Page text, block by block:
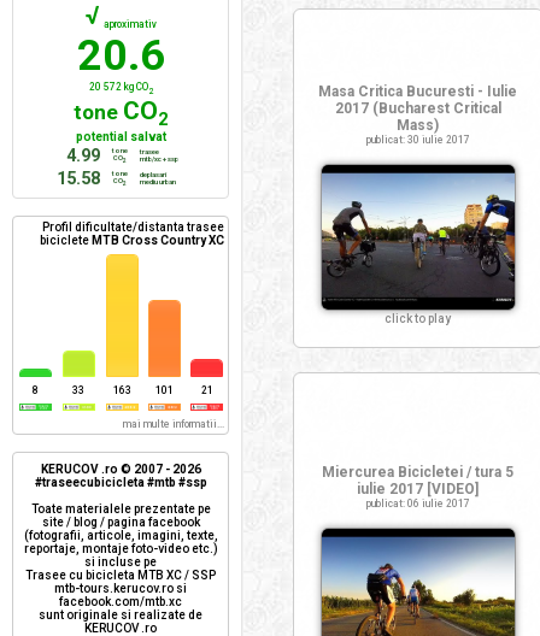
Masa Critica Bucuresti - Iulie
2017 (Bucharest Critical
Mass)
publicat: 30 iulie 2017
click to play
Miercurea Bicicletei / tura 5
iulie 2017 [VIDEO]
publicat: 06 iulie 2017
√ aproximativ
20.6
20 572 kg CO2
tone CO2
potential salvat
4.99
tone
CO2
trasee
mtb/xc + ssp
15.58
tone
CO2
deplasari
mediu urban
Profil dificultate/distanta trasee
biciclete MTB Cross Country XC
8 33 163 101 21
mai multe informatii...
KERUCOV .ro © 2007 - 2026
#traseecubicicleta #mtb #ssp
Toate materialele prezentate pe
site / blog / pagina facebook
(fotografii, articole, imagini, texte,
reportaje, montaje foto-video etc.)
si incluse pe
Trasee cu bicicleta MTB XC / SSP
mtb-tours.kerucov.ro si
facebook.com/mtb.xc
sunt originale si realizate de
KERUCOV .ro